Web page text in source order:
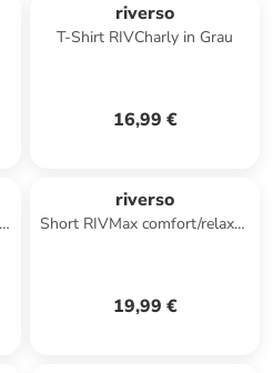
riverso
T-Shirt RIVCharly in Grau
16,99 €
riverso
Short RIVMax comfort/relaxed
19,99 €